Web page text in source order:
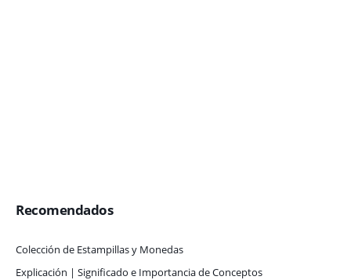
Recomendados
Colección de Estampillas y Monedas
Explicación | Significado e Importancia de Conceptos